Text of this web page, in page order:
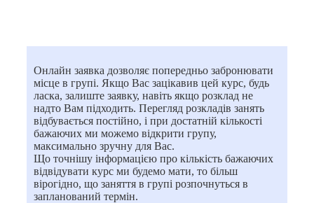
Онлайн заявка дозволяє попередньо забронювати
місце в групі. Якщо Вас зацікавив цей курс, будь
ласка, залиште заявку, навіть якщо розклад не
надто Вам підходить. Перегляд розкладів занять
відбувається постійно, і при достатній кількості
бажаючих ми можемо відкрити групу,
максимально зручну для Вас.
Що точнішу інформацією про кількість бажаючих
відвідувати курс ми будемо мати, то більш
вірогідно, що заняття в групі розпочнуться в
запланований термін.